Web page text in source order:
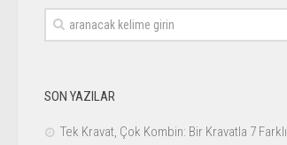
SON YAZILAR
Tek Kravat, Çok Kombin: Bir Kravatla 7 Farklı